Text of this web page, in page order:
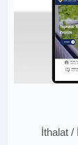
İthalat /